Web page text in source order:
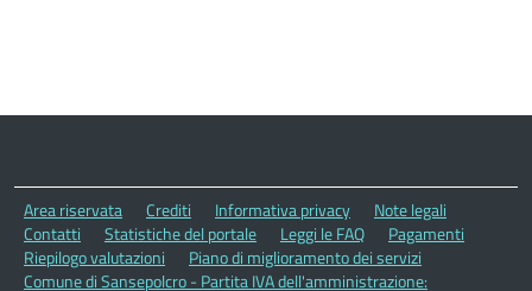
Area riservata Crediti Informativa privacy
Note legali
Contatti
Statistiche del portale Leggi le FAQ
Pagamenti
Riepilogo valutazioni
Piano di miglioramento dei servizi
Comune di Sansepolcro - Partita IVA dell'amministrazione: